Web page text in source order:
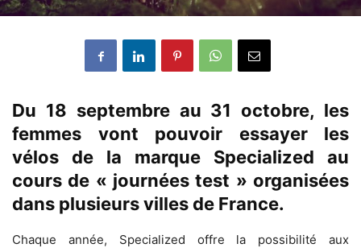
Du 18 septembre au 31 octobre, les
femmes vont pouvoir essayer les
vélos de la marque Specialized au
cours de « journées test » organisées
dans plusieurs villes de France.
Chaque année, Specialized offre la possibilité aux